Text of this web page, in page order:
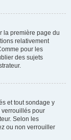
la première page du
relativement
pour les
des sujets
et tout sondage y
verrouillés pour
Selon les
ou non verrouiller